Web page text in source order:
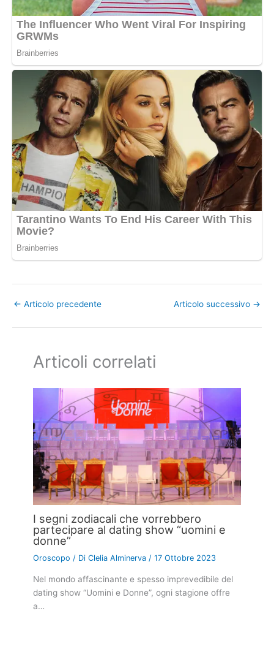
← Articolo precedente Articolo successivo →
Articoli correlati
I segni zodiacali che vorrebbero
partecipare al dating show “uomini e
donne”
Oroscopo / DiClelia Alminerva /17 Ottobre 2023
Nel mondo affascinante e spesso imprevedibile del
dating show “Uomini e Donne”, ogni stagione offre
a…